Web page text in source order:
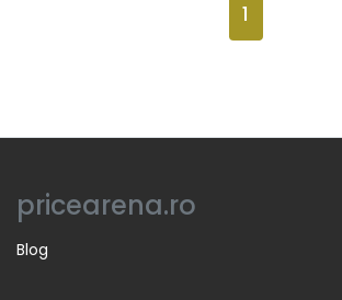
1
pricearena.ro
Blog